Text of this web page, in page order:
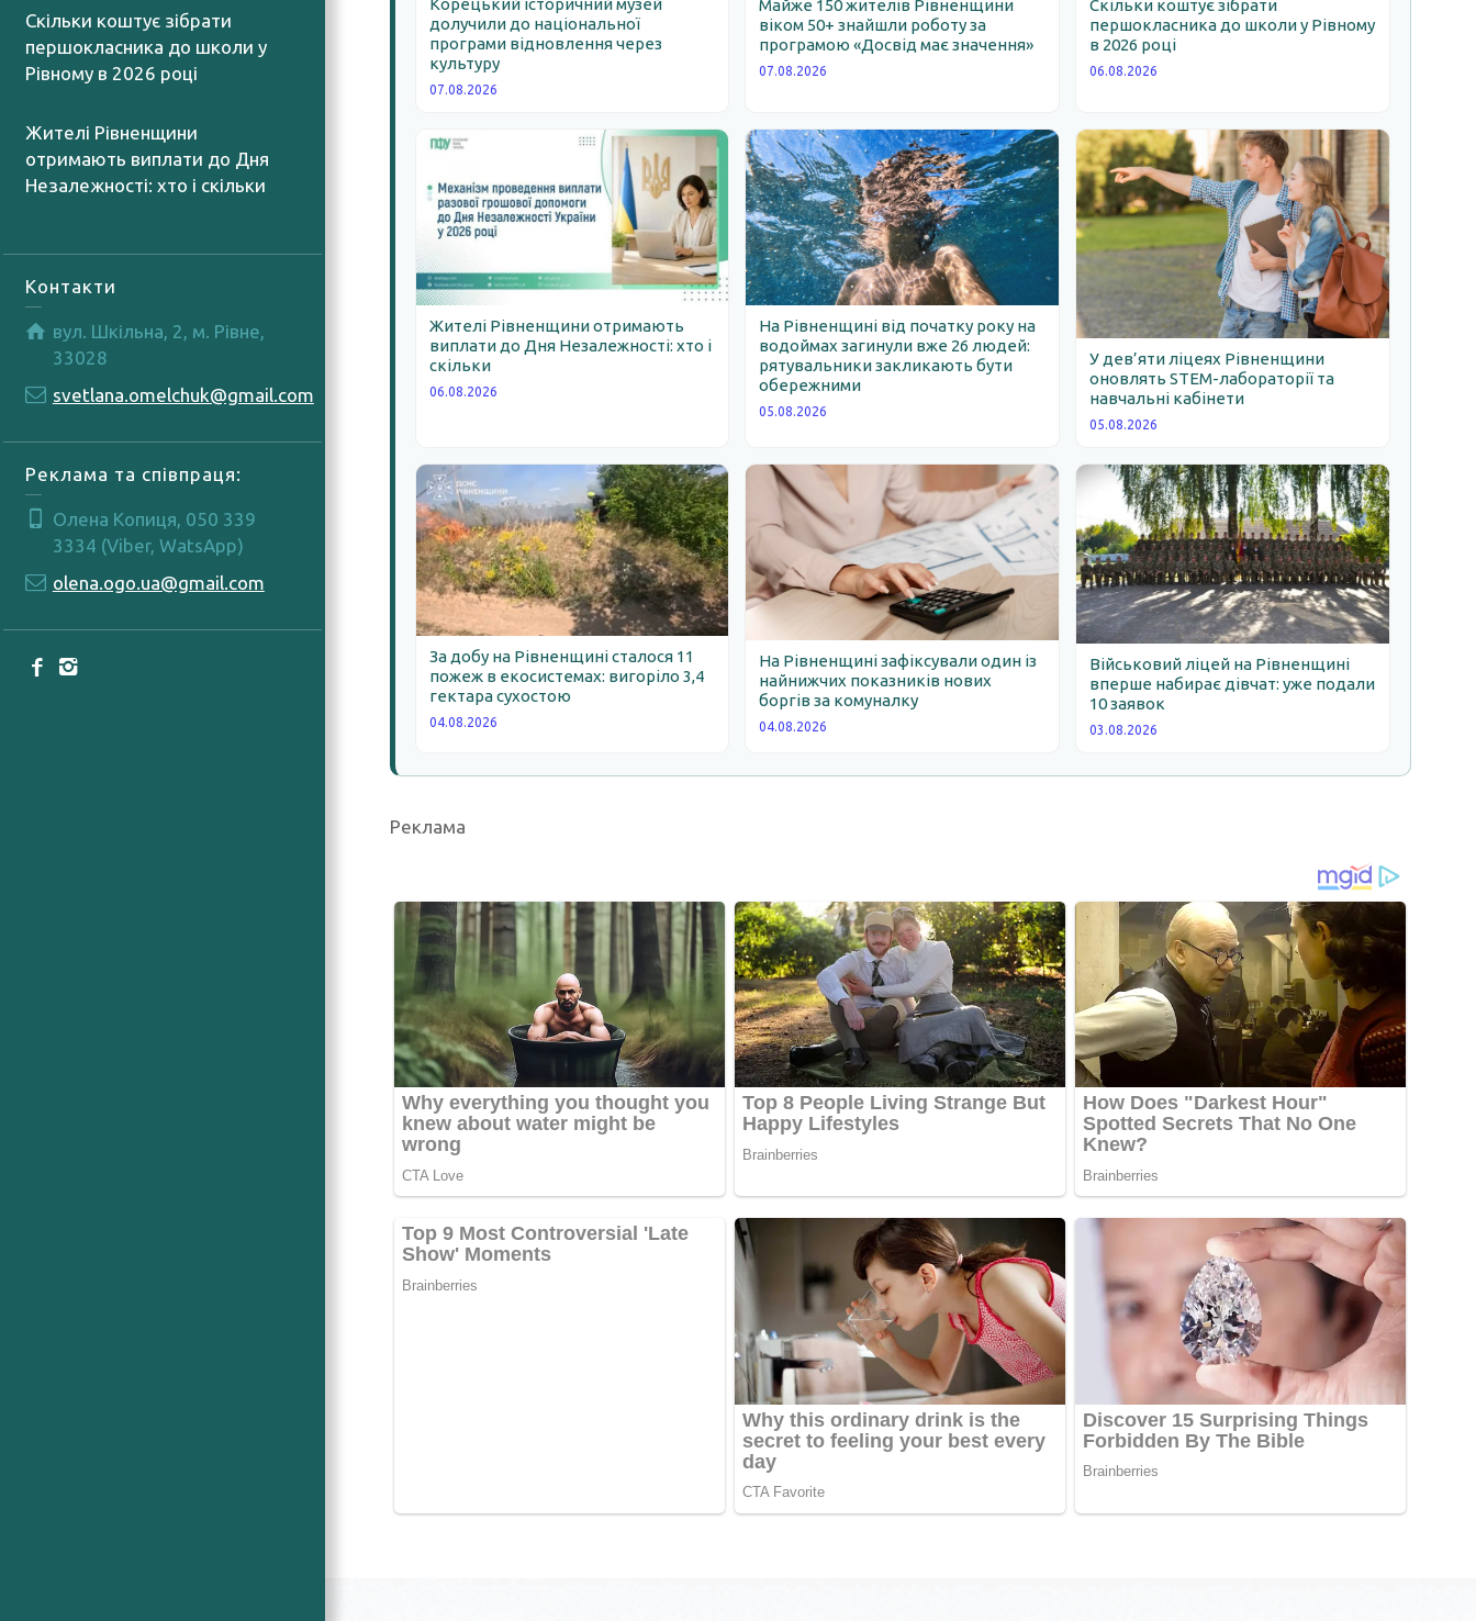
Скільки коштує зібрати
першокласника до школи у
Рівному в 2026 році
Жителі Рівненщини
отримають виплати до Дня
Незалежності: хто і скільки
Контакти
вул. Шкільна, 2, м. Рівне,
33028
svetlana.omelchuk@gmail.com
Реклама та співпраця:
Олена Копиця, 050 339
3334 (Viber, WatsApp)
olena.ogo.ua@gmail.com
Корецький історичний музей
долучили до національної
програми відновлення через
культуру
07.08.2026
Майже 150 жителів Рівненщини
віком 50+ знайшли роботу за
програмою «Досвід має значення»
07.08.2026
Скільки коштує зібрати
першокласника до школи у Рівному
в 2026 році
06.08.2026
Жителі Рівненщини отримають
виплати до Дня Незалежності: хто і
скільки
06.08.2026
На Рівненщині від початку року на
водоймах загинули вже 26 людей:
рятувальники закликають бути
обережними
05.08.2026
У дев’яти ліцеях Рівненщини
оновлять STEM-лабораторії та
навчальні кабінети
05.08.2026
За добу на Рівненщині сталося 11
пожеж в екосистемах: вигоріло 3,4
гектара сухостою
04.08.2026
На Рівненщині зафіксували один із
найнижчих показників нових
боргів за комуналку
04.08.2026
Військовий ліцей на Рівненщині
вперше набирає дівчат: уже подали
10 заявок
03.08.2026
Реклама